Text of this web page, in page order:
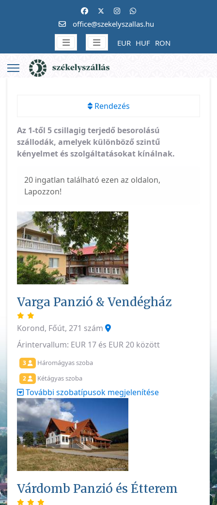
office@szekelyszallas.hu
EUR HUF RON
Rendezés
Az 1-től 5 csillagig terjedő besorolású
szállodák, amelyek különböző szintű
kényelmet és szolgáltatásokat kínálnak.
20 ingatlan található ezen az oldalon,
Lapozzon!
Varga Panzió & Vendégház
Korond, Főút, 271 szám
Árintervallum: EUR 17 és EUR 20 között
3 Háromágyas szoba
2 Kétágyas szoba
További szobatípusok megjelenítése
Várdomb Panzió és Étterem